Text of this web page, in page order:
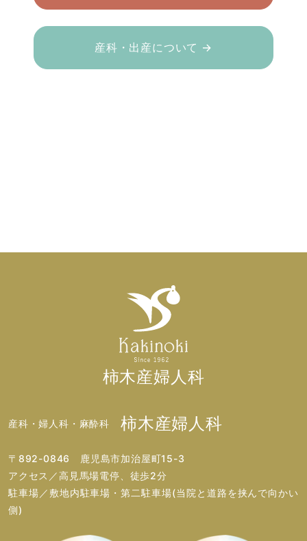
産科・出産について →
柿木産婦人科
産科・婦人科・麻酔科 柿木産婦人科
〒892-0846 鹿児島市加治屋町15-3
アクセス／高見馬場電停、徒歩2分
駐車場／敷地内駐車場・第二駐車場(当院と道路を挟んで向かい
側)